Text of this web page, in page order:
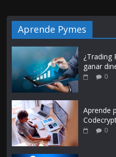
Aprende Pymes
¿Trading
ganar
0
Aprende
0